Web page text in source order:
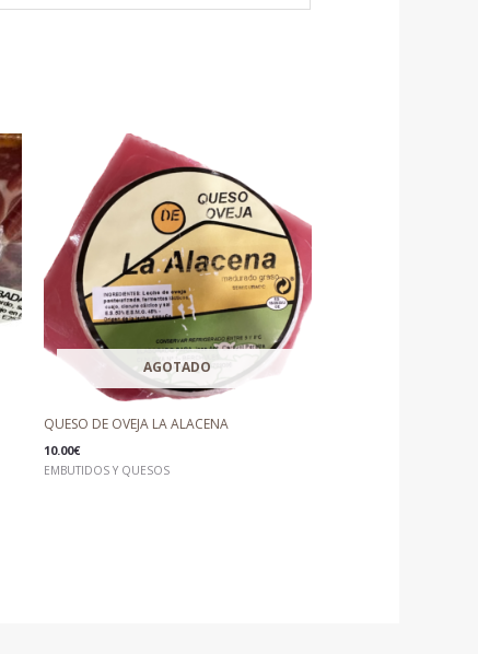
AGOTADO
QUESO DE OVEJA LA ALACENA
10.00€
EMBUTIDOS Y QUESOS